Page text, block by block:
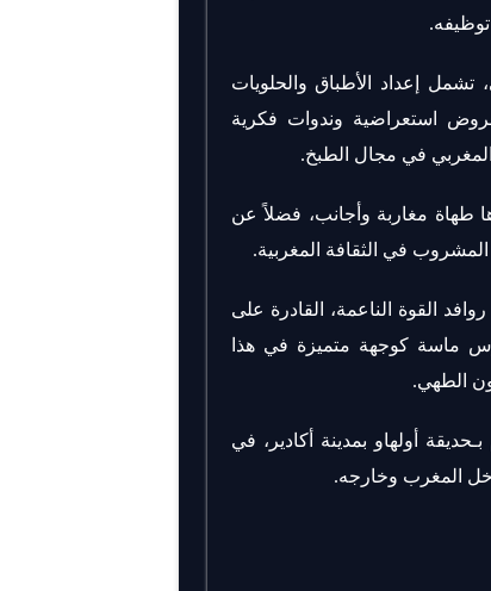
إعداد الأطباق والحلويات
استعراضية وندوات فكرية
في مجال الطبخ.
مغاربة وأجانب، فضلاً عن
في الثقافة المغربية.
القوة الناعمة، القادرة على
ماسة كوجهة متميزة في هذا
الطهي.
بحفل رسمي يُقام بـحديقة أولهاو بمدينة أكادير، في
المغرب وخارجه.